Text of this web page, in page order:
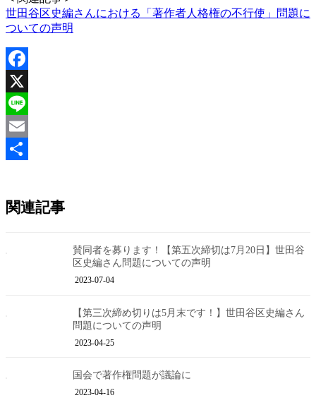
世田谷区史編さんにおける「著作者人格権の不行使」問題に
ついての声明
Facebook
X
Line
Email
関連記事
賛同者を募ります！【第五次締切は7月20日】世田谷
区史編さん問題についての声明
2023-07-04
【第三次締め切りは5月末です！】世田谷区史編さん
問題についての声明
2023-04-25
国会で著作権問題が議論に
2023-04-16